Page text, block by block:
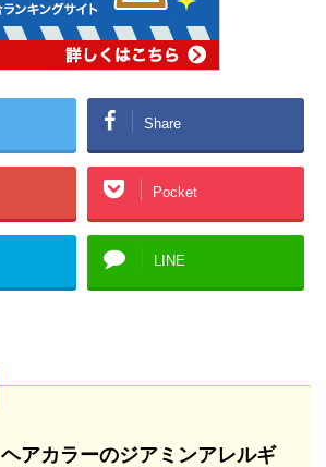
Share
Pocket
LINE
ヘアカラーのジアミンアレルギ